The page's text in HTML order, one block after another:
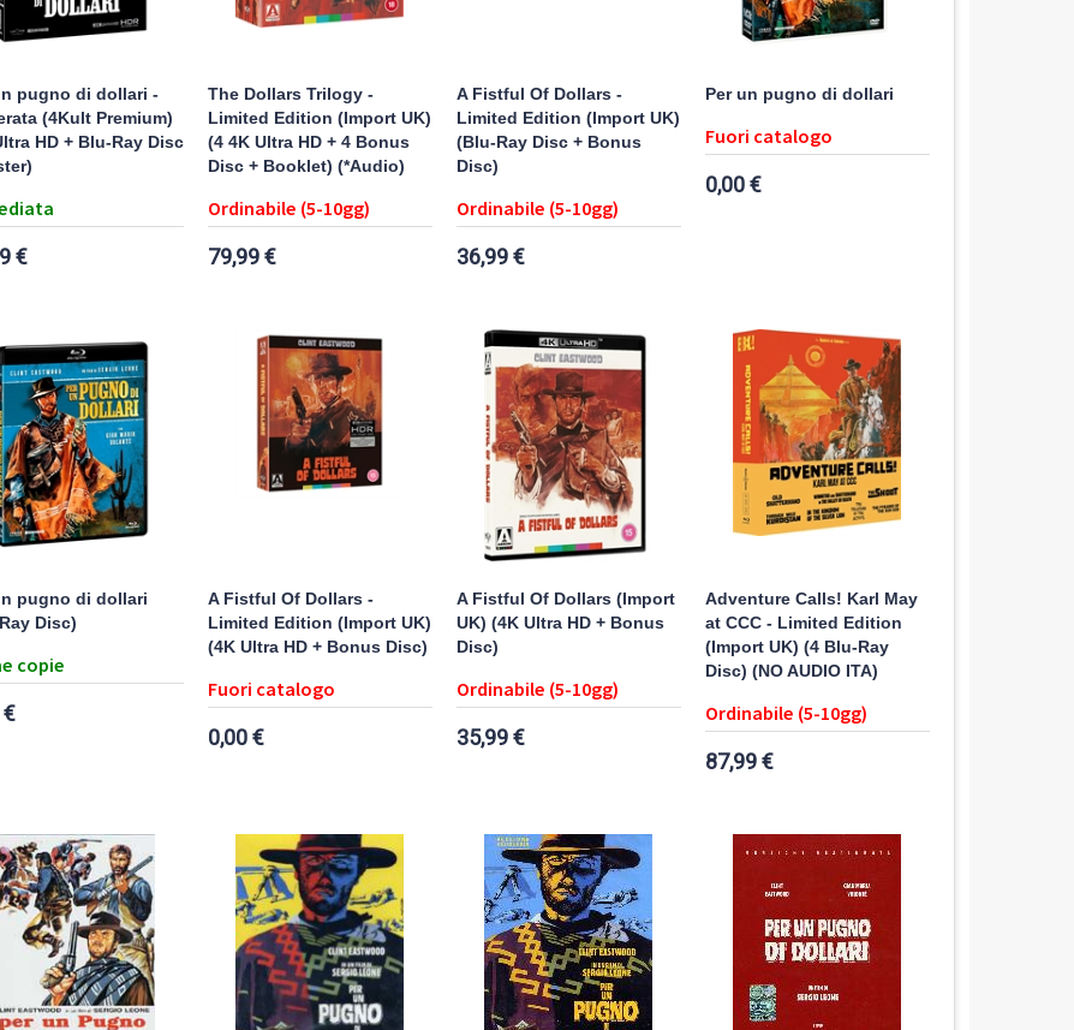
pugno di dollari -
(4Kult Premium)
HD + Blu-Ray Disc
€
The Dollars Trilogy -
Limited Edition (Import UK)
(4 4K Ultra HD + 4 Bonus
Disc + Booklet) (*Audio)
Ordinabile (5-10gg)
79,99 €
A Fistful Of Dollars -
Limited Edition (Import UK)
(Blu-Ray Disc + Bonus
Disc)
Ordinabile (5-10gg)
36,99 €
Per un pugno di dollari
Fuori catalogo
0,00 €
pugno di dollari
Disc)
copie
A Fistful Of Dollars -
Limited Edition (Import UK)
(4K Ultra HD + Bonus Disc)
Fuori catalogo
0,00 €
A Fistful Of Dollars (Import
UK) (4K Ultra HD + Bonus
Disc)
Ordinabile (5-10gg)
35,99 €
Adventure Calls! Karl May
at CCC - Limited Edition
(Import UK) (4 Blu-Ray
Disc) (NO AUDIO ITA)
Ordinabile (5-10gg)
87,99 €